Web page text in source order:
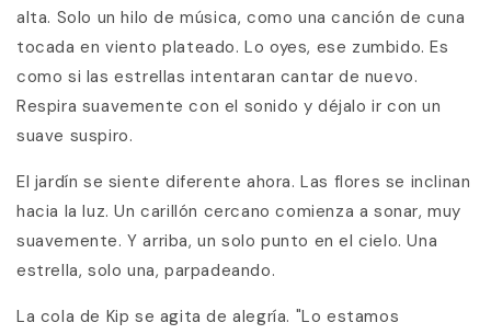
alta. Solo un hilo de música, como una canción de cuna
tocada en viento plateado. Lo oyes, ese zumbido. Es
como si las estrellas intentaran cantar de nuevo.
Respira suavemente con el sonido y déjalo ir con un
suave suspiro.
El jardín se siente diferente ahora. Las flores se inclinan
hacia la luz. Un carillón cercano comienza a sonar, muy
suavemente. Y arriba, un solo punto en el cielo. Una
estrella, solo una, parpadeando.
La cola de Kip se agita de alegría. "Lo estamos